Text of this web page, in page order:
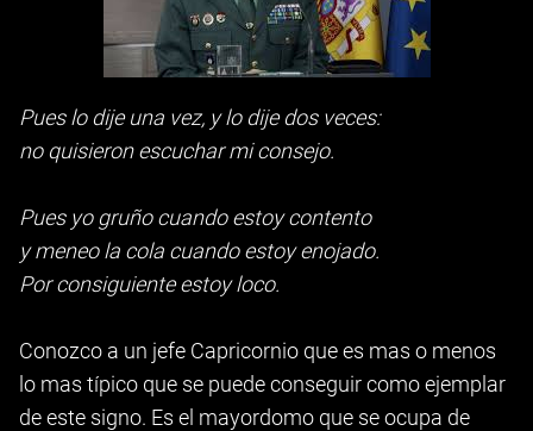
Pues lo dije una vez, y lo dije dos veces:
no quisieron escuchar mi consejo.
Pues yo gruño cuando estoy contento
y meneo la cola cuando estoy enojado.
Por consiguiente estoy loco.
Conozco a un jefe Capricornio que es mas o menos
lo mas típico que se puede conseguir como ejemplar
de este signo. Es el mayordomo que se ocupa de